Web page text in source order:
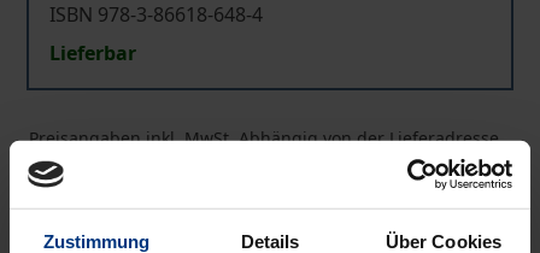
Zustimmung Details Über Cookies
ISBN 978-3-86618-648-4
Lieferbar
Preisangaben inkl. MwSt. Abhängig von der Lieferadresse
kann die MwSt. an der Kasse variieren.
In den Warenkorb